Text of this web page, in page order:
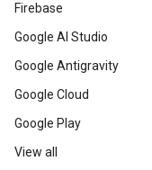
Firebase
Google AI Studio
Google Antigravity
Google Cloud
Google Play
View all